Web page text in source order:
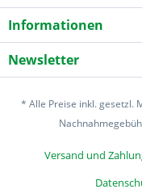
Informationen
Newsletter
* Alle Preise inkl. gesetzl.
Versand und